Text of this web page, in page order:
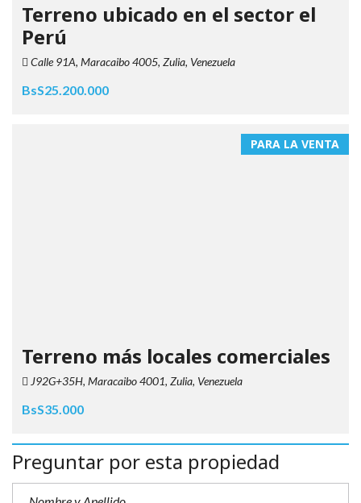
Terreno ubicado en el sector el
Perú
Calle 91A, Maracaibo 4005, Zulia, Venezuela
BsS25.200.000
PARA LA VENTA
Terreno más locales comerciales
J92G+35H, Maracaibo 4001, Zulia, Venezuela
BsS35.000
Preguntar por esta propiedad